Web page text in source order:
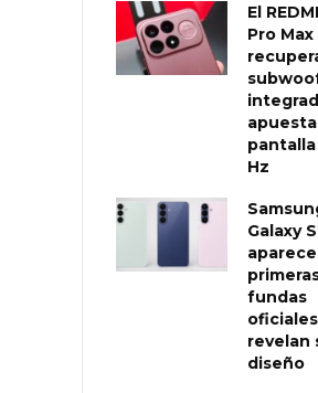
El
Pro Max
pantalla
Hz
Galaxy
fundas
revelan
diseño